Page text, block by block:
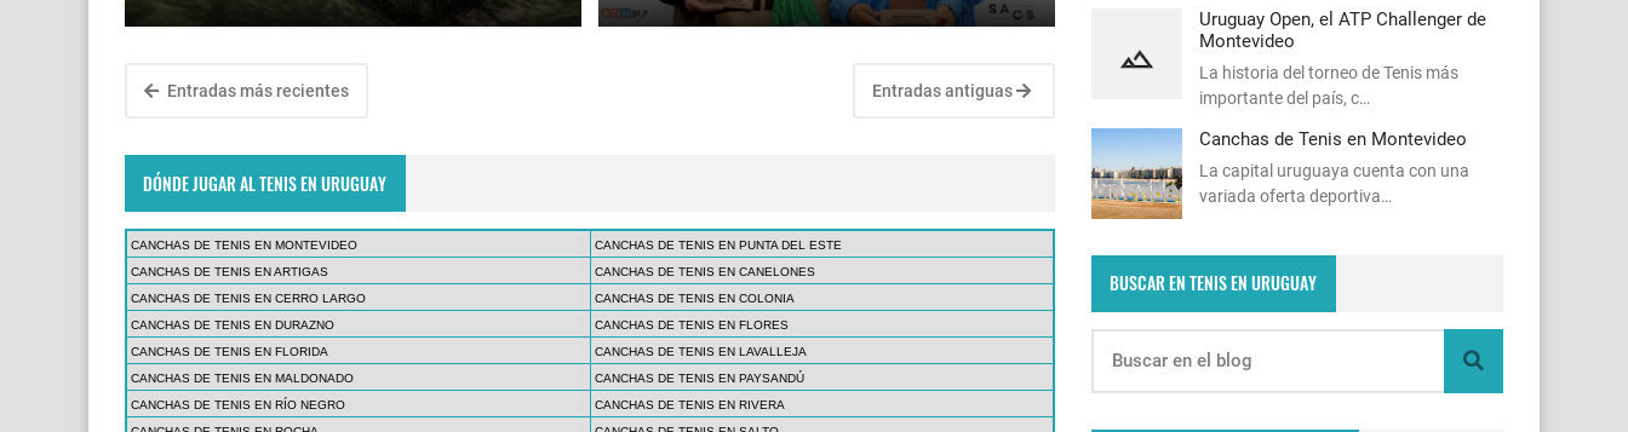
Entradas más recientes Entradas antiguas
DÓNDE JUGAR AL TENIS EN URUGUAY
CANCHAS DE TENIS EN MONTEVIDEO
CANCHAS DE TENIS EN PUNTA DEL ESTE
CANCHAS DE TENIS EN ARTIGAS
CANCHAS DE TENIS EN CANELONES
CANCHAS DE TENIS EN CERRO LARGO
CANCHAS DE TENIS EN COLONIA
CANCHAS DE TENIS EN DURAZNO
CANCHAS DE TENIS EN FLORES
CANCHAS DE TENIS EN FLORIDA
CANCHAS DE TENIS EN LAVALLEJA
CANCHAS DE TENIS EN MALDONADO
CANCHAS DE TENIS EN PAYSANDÚ
CANCHAS DE TENIS EN RÍO NEGRO
CANCHAS DE TENIS EN RIVERA
Uruguay Open, el ATP Challenger de
Montevideo
La historia del torneo de Tenis más
importante del país, c…
Canchas de Tenis en Montevideo
La capital uruguaya cuenta con una
variada oferta deportiva…
BUSCAR EN TENIS EN URUGUAY